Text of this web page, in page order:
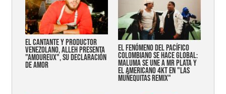
EL CANTANTE Y PRODUCTOR
VENEZOLANO, ALLEH PRESENTA
"AMOUREUX", SU DECLARACIÓN
DE AMOR
EL FENÓMENO DEL PACÍFICO
COLOMBIANO SE HACE GLOBAL:
MALUMA SE UNE A MR PLATA Y
EL AMERICANO 4KT EN "LAS
MUÑEQUITAS REMIX"